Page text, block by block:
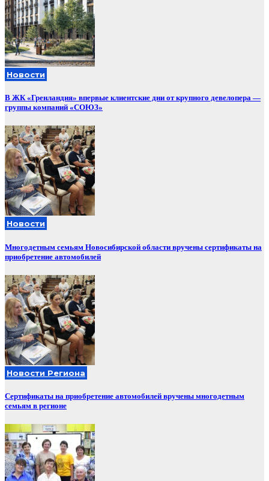
Новости
В ЖК «Гренландия» впервые клиентские дни от крупного девелопера —
группы компаний «СОЮЗ»
Новости
Многодетным семьям Новосибирской области вручены сертификаты на
приобретение автомобилей
Новости Региона
Сертификаты на приобретение автомобилей вручены многодетным
семьям в регионе